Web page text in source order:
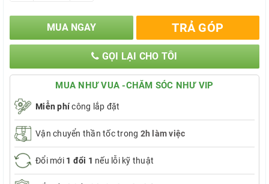
MUA NGAY TRẢ GÓP
GỌI LẠI CHO TÔI
MUA NHƯ VUA -CHĂM SÓC NHƯ VIP
Miễn phícông lắp đặt
Vận chuyển thần tốc trong 2h làm việc
Đổi mới 1 đổi 1 nếu lỗi kỹ thuật